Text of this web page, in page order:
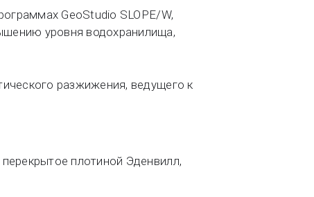
GeoStudio SLOPE/W,
уровня водохранилища,
разжижения, ведущего к
плотиной Эденвилл,